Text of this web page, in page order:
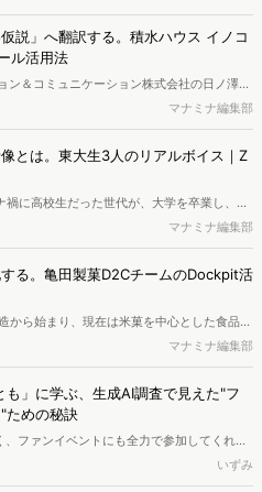
説」へ翻訳する。積水ハウス イノコ
ル活用法
ン＆コミュニケーション株式会社の日ノ澤恵
ーズ取締役副社長・後藤賢治が対談。日ノ澤
ワークとその実践について語り合いました。
マナミナ編集部
とは。東大生3人のリアルボイス｜Z
に高校生だった世代が、大学を卒業し、い
スの世界に入ってきます。学生時代に大きな
らは、あの特別な日々を経て、現在どのよう
でしょうか。今回は、彼らの視点から「ポス
ため、東大生3名に等身大のインタビューを
マナミナ編集部
る。亀田製菓D2CチームのDockpit活
から始まり、現在は米菓を中心とした食品の
亀田製菓。「亀田の柿の種」「ハッピーター
て国内トップシェアを持つ国内最大の米菓メ
Web行動ログ分析ツール「Dockpit（ドック
販売や競合分析、ブランド価値の向上などに
導入後にマーケティングはどう変化したの
部の米川大佑氏に伺いました。
マナミナ編集部
」に学ぶ、生成AI調査で見えた"フ
ための秘訣
ファンイベントにも全力で参加してくれる
スから離れていったのか。その答えを探るべ
オケ会員向けサービス「DAM★とも」を運
いずみ